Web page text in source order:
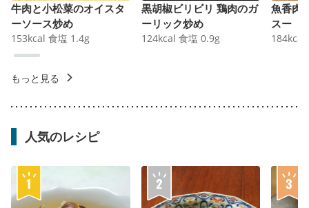
牛肉と小松菜のオイスタ
ーソース炒め
153kcal 食塩 1.4g
黒胡椒ビリビリ 鶏肉のガ
ーリック炒め
124kcal 食塩 0.9g
魚香肉
スー
184kcal
もっと見る
人気のレシピ